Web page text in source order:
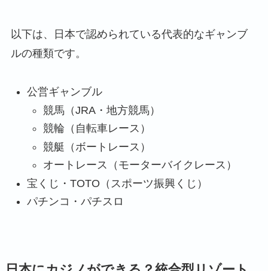
以下は、日本で認められている代表的なギャンブ
ルの種類です。
公営ギャンブル
競馬（JRA・地方競馬）
競輪（自転車レース）
競艇（ボートレース）
オートレース（モーターバイクレース）
宝くじ・TOTO（スポーツ振興くじ）
パチンコ・パチスロ